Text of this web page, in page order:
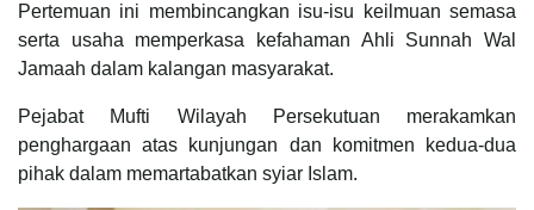
Pertemuan ini membincangkan isu-isu keilmuan semasa
serta usaha memperkasa kefahaman Ahli Sunnah Wal
Jamaah dalam kalangan masyarakat.
Pejabat Mufti Wilayah Persekutuan merakamkan
penghargaan atas kunjungan dan komitmen kedua-dua
pihak dalam memartabatkan syiar Islam.